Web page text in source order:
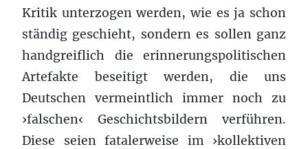
Kritik unterzogen werden, wie es ja schon
ständig geschieht, sondern es sollen ganz
handgreiflich die erinnerungspolitischen
Artefakte beseitigt werden, die uns
Deutschen vermeintlich immer noch zu
›falschen‹ Geschichtsbildern verführen.
Diese seien fatalerweise im ›kollektiven